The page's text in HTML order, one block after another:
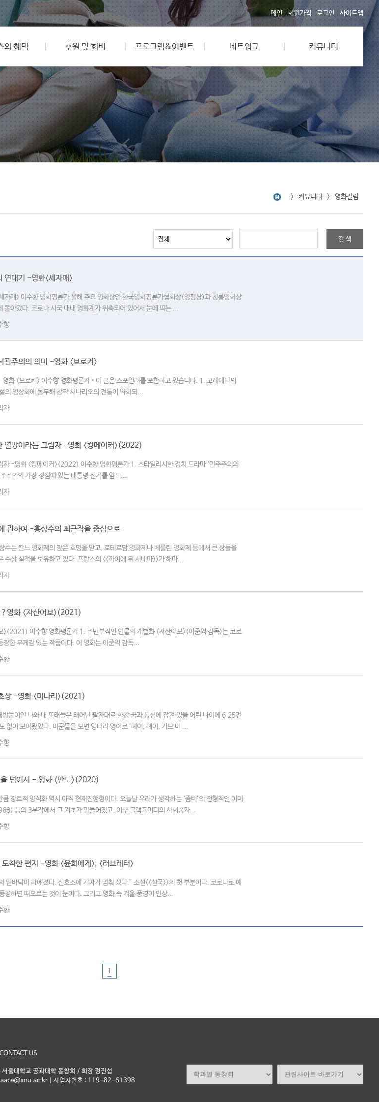
메인 회원가입 로그인 사이트맵
와 혜택 후원 및 회비 프로그램&이벤트 네트워크 커뮤니티
커뮤니티 영화컬럼
연대기 -영화<세자매>
매> 이수향 영화평론가 올해 주요 영화상인 한국영화평론가협회상(영평상)과 청룡영화상
아갔다. 코로나 시국 내내 영화계가 위축되어 있어서 눈에 띄는 ...
향
관주의의 의미 -영화 <브로커>
화 <브로커> 이수향 영화평론가 * 이 글은 스포일러를 포함하고 있습니다. 1. 고레에다의
의 영상화에 몰두해 창작 시나리오의 전통이 약화되...
자
열망이라는 그림자 -영화 <킹메이커>(2022)
자 -영화 <킹메이커>(2022) 이수향 영화평론가 1. 스타일리시한 정치 드라마 ‘민주주의의
주의의 가장 정점에 있는 대통령 선거를 앞두...
자
관하여 -홍상수의 최근작을 중심으로
는 칸느 영화제의 잦은 호명을 받고, 로테르담 영화제나 베를린 영화제 등에서 큰 상들을
상 실적을 보유하고 있다. 프랑스의 <<까이에 뒤 시네마>>가 해마...
자
?영화 <자산어보>(2021)
>(2021) 이수향 영화평론가 1. 주변부적인 인물의 개별화 <자산어보>(이준익 감독)는 코로
한 무게감 있는 작품이다. 이 영화는 이준익 감독...
향
상 -영화 <미나리>(2021)
둥이인 나와 내 또래들은 태어난 팔자대로 한창 꿈과 동심에 잠겨 있을 어린 나이에 6.25전
없이 보아왔었다. 미군들을 보면 엉터리 영어로 '헤이, 헤이, 기브 미 ...
향
넘어서 - 영화 <반도>(2020)
장르적 양식화 역시 아직 현재진행형이다. 오늘날 우리가 생각하는 ‘좀비’의 전형적인 이미
등의 3부작에서 그 기초가 만들어졌고, 이후 블랙코미디의 사회풍자...
향
착한 편지 -영화 <윤희에게>, <러브레터>
밑바닥이 하얘졌다. 신호소에 기차가 멈춰 섰다.” 소설<<설국>>의 첫 부분이다. 코로나로 예
경하면 떠오르는 것이 눈이다. 그리고 영화 속 겨울 풍경이 인상...
향
1
CONTACT US
울대학교 공과대학 동창회 / 회장 정진섭
| 사업자번호 : 119-82-61398